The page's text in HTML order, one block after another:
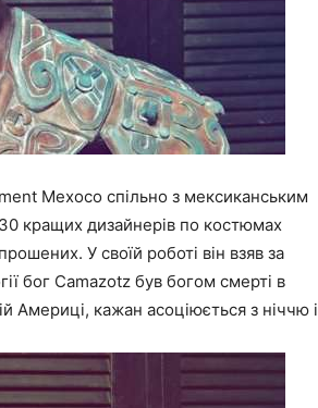
Mexoco спільно з мексиканським
кращих дизайнерів по костюмах
У своїй роботі він взяв за
бог Camazotz був богом смерті в
Америці, кажан асоціюється з ніччю і